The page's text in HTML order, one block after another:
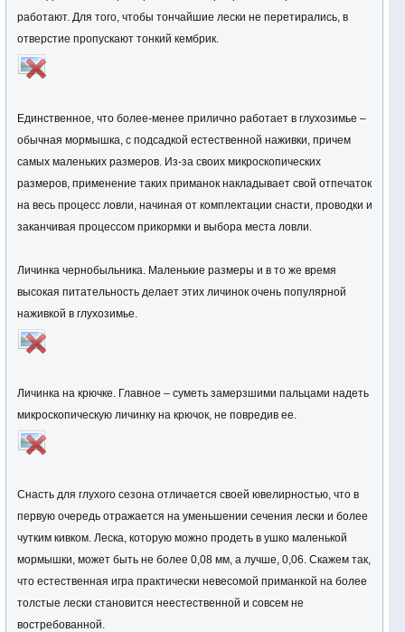
работают. Для того, чтобы тончайшие лески не перетирались, в
отверстие пропускают тонкий кембрик.
Единственное, что более-менее прилично работает в глухозимье –
обычная мормышка, с подсадкой естественной наживки, причем
самых маленьких размеров. Из-за своих микроскопических
размеров, применение таких приманок накладывает свой отпечаток
на весь процесс ловли, начиная от комплектации снасти, проводки и
заканчивая процессом прикормки и выбора места ловли.
Личинка чернобыльника. Маленькие размеры и в то же время
высокая питательность делает этих личинок очень популярной
наживкой в глухозимье.
Личинка на крючке. Главное – суметь замерзшими пальцами надеть
микроскопическую личинку на крючок, не повредив ее.
Снасть для глухого сезона отличается своей ювелирностью, что в
первую очередь отражается на уменьшении сечения лески и более
чутким кивком. Леска, которую можно продеть в ушко маленькой
мормышки, может быть не более 0,08 мм, а лучше, 0,06. Скажем так,
что естественная игра практически невесомой приманкой на более
толстые лески становится неестественной и совсем не
востребованной.